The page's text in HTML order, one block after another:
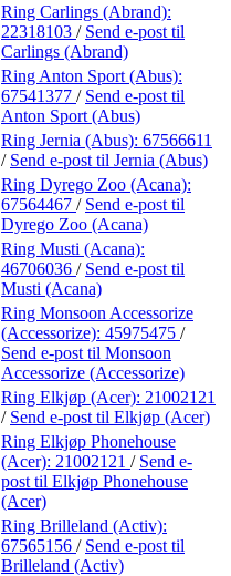
Ring Carlings (Abrand):
22318103 / Send e-post til
Carlings (Abrand)
Ring Anton Sport (Abus):
67541377 / Send e-post til
Anton Sport (Abus)
Ring Jernia (Abus): 67566611
/ Send e-post til Jernia (Abus)
Ring Dyrego Zoo (Acana):
67564467 / Send e-post til
Dyrego Zoo (Acana)
Ring Musti (Acana):
46706036 / Send e-post til
Musti (Acana)
Ring Monsoon Accessorize
(Accessorize): 45975475 /
Send e-post til Monsoon
Accessorize (Accessorize)
Ring Elkjøp (Acer): 21002121
/ Send e-post til Elkjøp (Acer)
Ring Elkjøp Phonehouse
(Acer): 21002121 / Send e-
post til Elkjøp Phonehouse
(Acer)
Ring Brilleland (Activ):
67565156 / Send e-post til
Brilleland (Activ)